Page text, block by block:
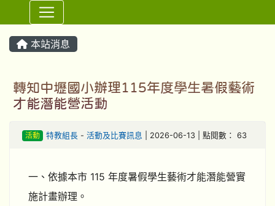
⏸
本站消息
轉知中壢國小辦理115年度學生暑假藝術
才能潛能營活動
活動 特教組長- 活動及比賽訊息 | 2026-06-13 | 點閱數： 63
一、依據本市 115 年度暑假學生藝術才能潛能營實
施計畫辦理。